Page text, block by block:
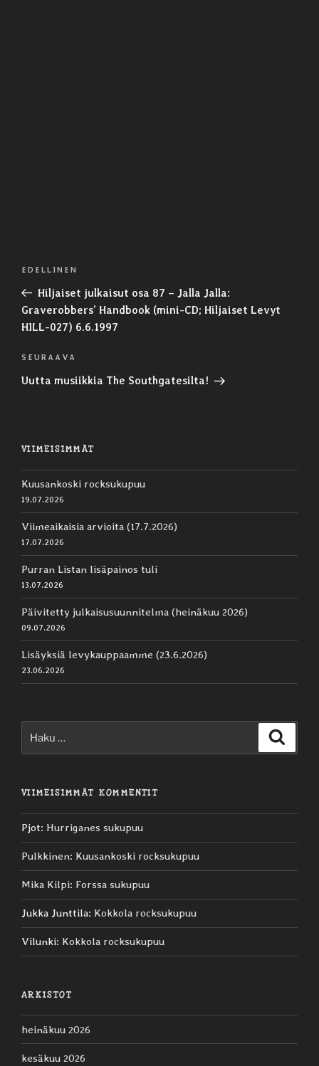
Edellinen
artikkeli
EDELLINEN
Hiljaiset julkaisut osa 87 – Jalla Jalla:
Graverobbers’ Handbook (mini-CD; Hiljaiset Levyt
HILL-027) 6.6.1997
Seuraava
artikkeli
SEURAAVA
Uutta musiikkia The Southgatesilta!
VIIMEISIMMÄT
Kuusankoski rocksukupuu
19.07.2026
Viimeaikaisia arvioita (17.7.2026)
17.07.2026
Purran Listan lisäpainos tuli
13.07.2026
Päivitetty julkaisusuunnitelma (heinäkuu 2026)
09.07.2026
Lisäyksiä levykauppaamme (23.6.2026)
23.06.2026
VIIMEISIMMÄT KOMMENTIT
Pjot: Hurriganes sukupuu
Pulkkinen: Kuusankoski rocksukupuu
Mika Kilpi: Forssa sukupuu
Jukka Junttila: Kokkola rocksukupuu
Vilunki: Kokkola rocksukupuu
ARKISTOT
heinäkuu 2026
kesäkuu 2026